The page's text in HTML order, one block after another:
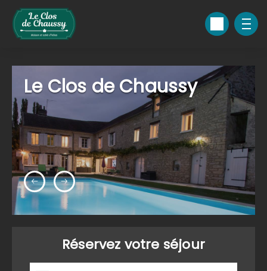
Le Clos de Chaussy
Réservez votre séjour